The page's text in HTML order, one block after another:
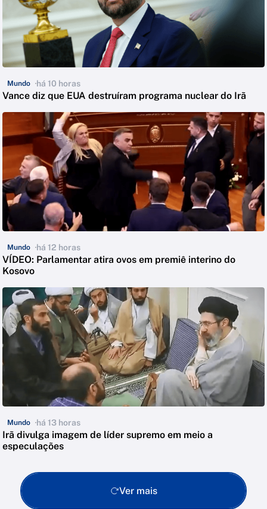
Mundo há 10 horas
Vance diz que EUA destruíram programa nuclear do Irã
Mundo há 12 horas
VÍDEO: Parlamentar atira ovos em premiê interino do
Kosovo
Mundo há 13 horas
Irã divulga imagem de líder supremo em meio a
especulações
Ver mais